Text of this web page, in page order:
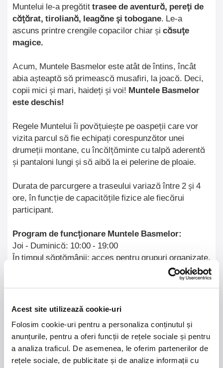
Acest site utilizează cookie-uri
Folosim cookie-uri pentru a personaliza conținutul și
anunțurile, pentru a oferi funcții de rețele sociale și pentru
a analiza traficul. De asemenea, le oferim partenerilor de
rețele sociale, de publicitate și de analize informații cu
Muntelui le-a pregătittrasee de aventură, pereți de
cățărat, tiroliană, leagăne și tobogane. Le-a
ascuns printre crengile copacilor chiar și căsuțe
magice.
Acum, Muntele Basmelor este atât de întins, încât
abia așteaptă să primească musafiri, la joacă. Deci,
copii mici și mari, haideți și voi! Muntele Basmelor
este deschis!
Regele Muntelui îi povățuiește pe oaspeții care vor
vizita parcul să fie echipați corespunzător unei
drumeții montane, cu încălțăminte cu talpă aderentă
și pantaloni lungi și să aibă la ei pelerine de ploaie.
Durata de parcurgere a traseului variază între 2 și 4
ore, în funcție de capacitățile fizice ale fiecărui
participant.
Program de funcționare Muntele Basmelor:
Joi - Duminică: 10:00 - 19:00
În timpul săptămânii: acces pentru grupuri organizate,
Programarea se face la nr. de telefon: 0733 336 553
deschis anul acesta din mai până în octombrie, în
21 - 22 august 2026 7 mai 2027